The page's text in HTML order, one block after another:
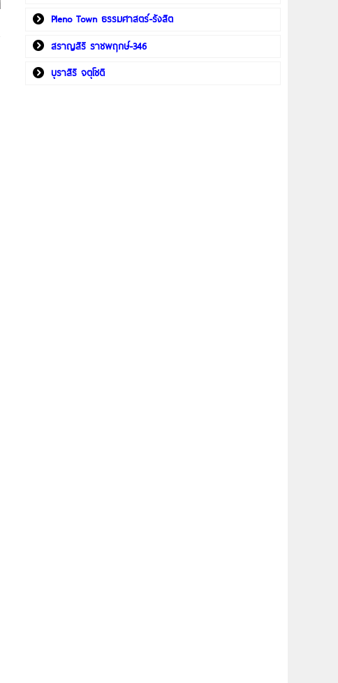
Pleno Town ธรรมศาสตร์-รังสิต
สราญสิริ ราชพฤกษ์-346
บุราสิริ จตุโชติ